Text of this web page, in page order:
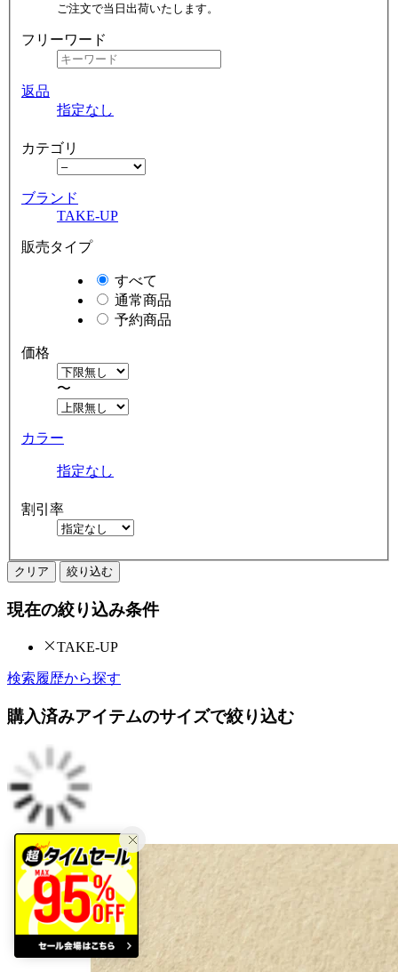
ご注文で当日出荷いたします。
フリーワード
返品
指定なし
カテゴリ
ブランド
TAKE-UP
販売タイプ
すべて
通常商品
予約商品
価格
〜
カラー
指定なし
割引率
クリア 絞り込む
現在の絞り込み条件
TAKE-UP
検索履歴から探す
購入済みアイテムのサイズで絞り込む